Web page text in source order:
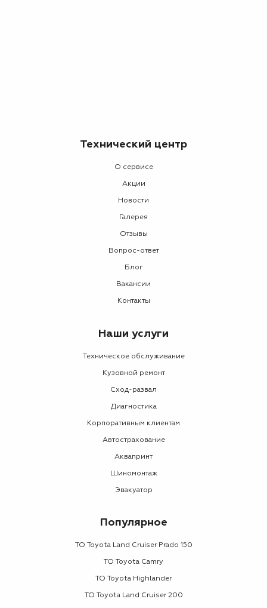
Технический центр
О сервисе
Акции
Новости
Галерея
Отзывы
Вопрос-ответ
Блог
Вакансии
Контакты
Наши услуги
Техническое обслуживание
Кузовной ремонт
Сход-развал
Диагностика
Корпоративным клиентам
Автострахование
Аквапринт
Шиномонтаж
Эвакуатор
Популярное
ТО Toyota Land Cruiser Prado 150
ТО Toyota Camry
ТО Toyota Highlander
ТО Toyota Land Cruiser 200